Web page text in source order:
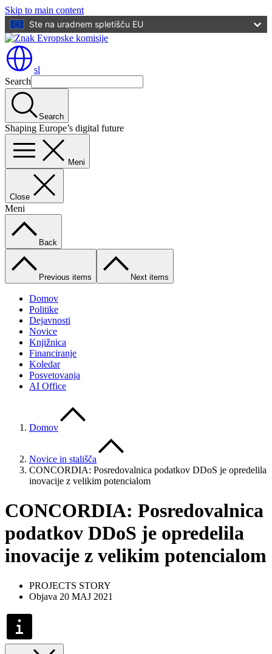
Skip to main content
Ste na uradnem spletišču EU
sl
Search
Search
Shaping Europe’s digital future
Meni
Close
Meni
Back
Previous items Next items
Domov
Politike
Dejavnosti
Novice
Knjižnica
Financiranje
Koledar
Posvetovanja
AI Office
Domov
Novice in stališča
CONCORDIA: Posredovalnica podatkov DDoS je opredelila
inovacije z velikim potencialom
CONCORDIA: Posredovalnica
podatkov DDoS je opredelila
inovacije z velikim potencialom
PROJECTS STORY
Objava 20 MAJ 2021